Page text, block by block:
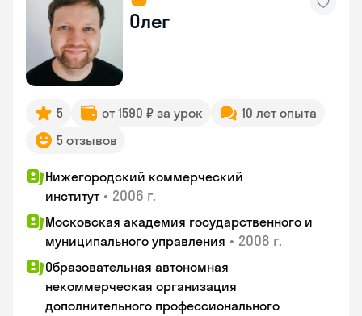
Олег
5 от 1590 ₽ за урок
10 лет опыта
5 отзывов
Нижегородский коммерческий
институт • 2006 г.
Московская академия государственного и
муниципального управления • 2008 г.
Образовательная автономная
некоммерческая организация
дополнительного профессионального